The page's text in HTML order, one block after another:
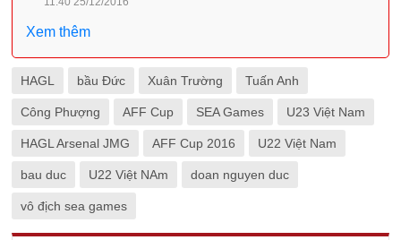
Xem thêm
HAGL bầu Đức Xuân Trường Tuấn Anh
Công Phượng AFF Cup SEA Games U23 Việt Nam
HAGL Arsenal JMG AFF Cup 2016 U22 Việt Nam
bau duc U22 Việt NAm doan nguyen duc
vô địch sea games